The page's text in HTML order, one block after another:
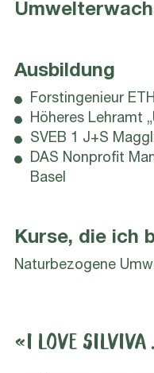
Ausbildung
Forstingenieur
Höheres Lehramt
SVEB 1 J+S
DAS Nonprofit
Basel
Kurse, die ich
Naturbezogene
«I LOVE SILVIVA ...